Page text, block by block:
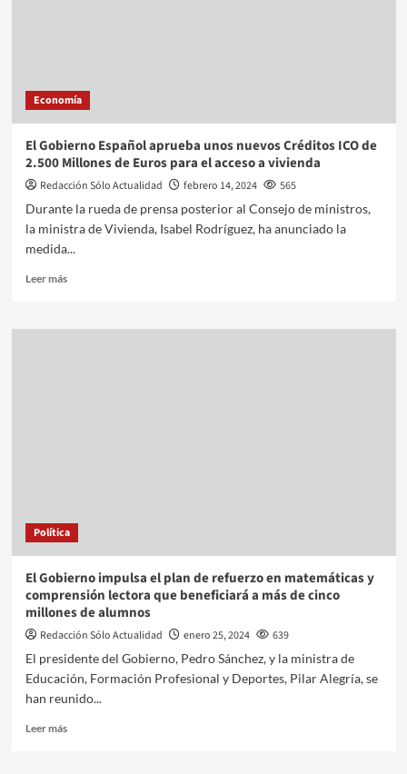
Economía
El Gobierno Español aprueba unos nuevos Créditos ICO de
2.500 Millones de Euros para el acceso a vivienda
Redacción Sólo Actualidad febrero 14, 2024
565
Durante la rueda de prensa posterior al Consejo de ministros,
la ministra de Vivienda, Isabel Rodríguez, ha anunciado la
medida...
Leer más
Política
El Gobierno impulsa el plan de refuerzo en matemáticas y
comprensión lectora que beneficiará a más de cinco
millones de alumnos
Redacción Sólo Actualidad enero 25, 2024
639
El presidente del Gobierno, Pedro Sánchez, y la ministra de
Educación, Formación Profesional y Deportes, Pilar Alegría, se
han reunido...
Leer más